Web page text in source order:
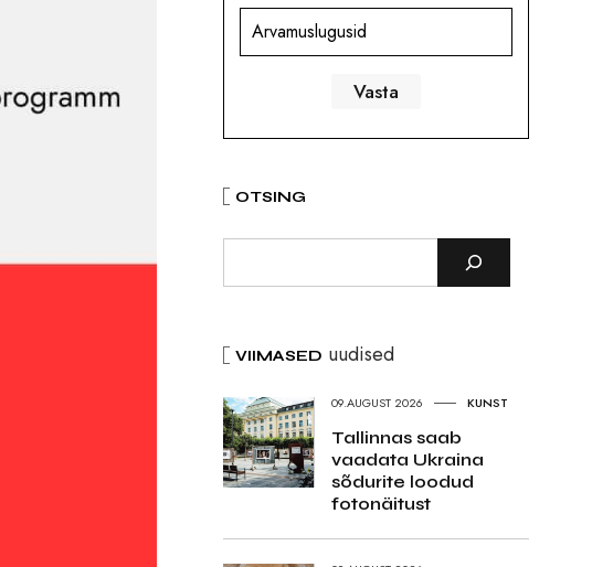
Arvamuslugusid
OTSING
VIIMASED uudised
09.AUGUST 2026 KUNST
Tallinnas saab
vaadata Ukraina
sõdurite loodud
fotonäitust